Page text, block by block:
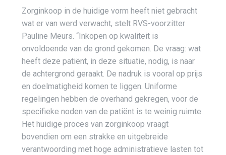
Zorginkoop in de huidige vorm heeft niet gebracht
wat er van werd verwacht, stelt RVS-voorzitter
Pauline Meurs. “Inkopen op kwaliteit is
onvoldoende van de grond gekomen. De vraag: wat
heeft deze patiënt, in deze situatie, nodig, is naar
de achtergrond geraakt. De nadruk is vooral op prijs
en doelmatigheid komen te liggen. Uniforme
regelingen hebben de overhand gekregen, voor de
specifieke noden van de patiënt is te weinig ruimte.
Het huidige proces van zorginkoop vraagt
bovendien om een strakke en uitgebreide
verantwoording met hoge administratieve lasten tot